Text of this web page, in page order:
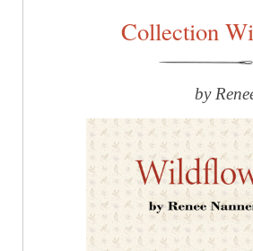
Collection
by